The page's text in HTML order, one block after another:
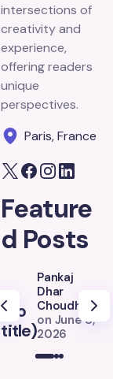
intersections of
creativity and
experience,
offering readers
unique
perspectives.
Paris, France
Feature
d Posts
(no
title)
Pankaj
Dhar
Choudhury
on June 8,
2026